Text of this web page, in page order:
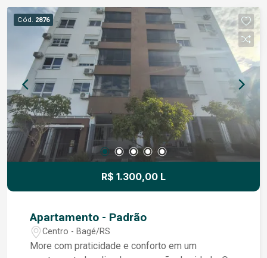
apartamento une história, charme e a comodidade
de estar próximo a supermercados, farmácias,
bancos, escolas e tudo o que você precisa no dia
a dia. Viva com qualidade, segurança e a
praticidade de fazer tudo a poucos passos de
casa. Entre em contato e agende sua visita.
Venha conhecer de perto o seu próximo lar!
Cód. 2876
R$ 1.300,00 L
Apartamento - Padrão
Centro - Bagé/RS
More com praticidade e conforto em um